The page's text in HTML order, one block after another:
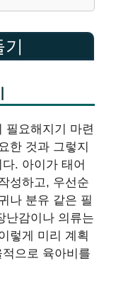
필요해지기 마련
한 것과 그렇지
. 아이가 태어
성하고, 우선순
나 분유 같은 필
난감이나 의류는
렇게 미리 계획
으로 육아비를